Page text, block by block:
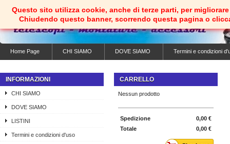
Home Page CHI SIAMO DOVE SIAMO Termini e condizioni
INFORMAZIONI
CHI SIAMO
DOVE SIAMO
LISTINI
Termini e condizioni d'uso
CARRELLO
Nessun prodotto
0,00 €
Spedizione
0,00 €
Totale
Questo sito utilizza cookie, anche di terze parti, per
Chiudendo questo banner, scorrendo questa pagina o